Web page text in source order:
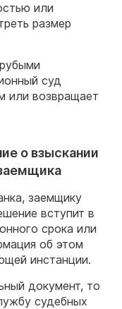
или
размер
суд
или возвращает
о взыскании
заемщику
вступит в
срока или
об этом
инстанции.
документ, то
судебных